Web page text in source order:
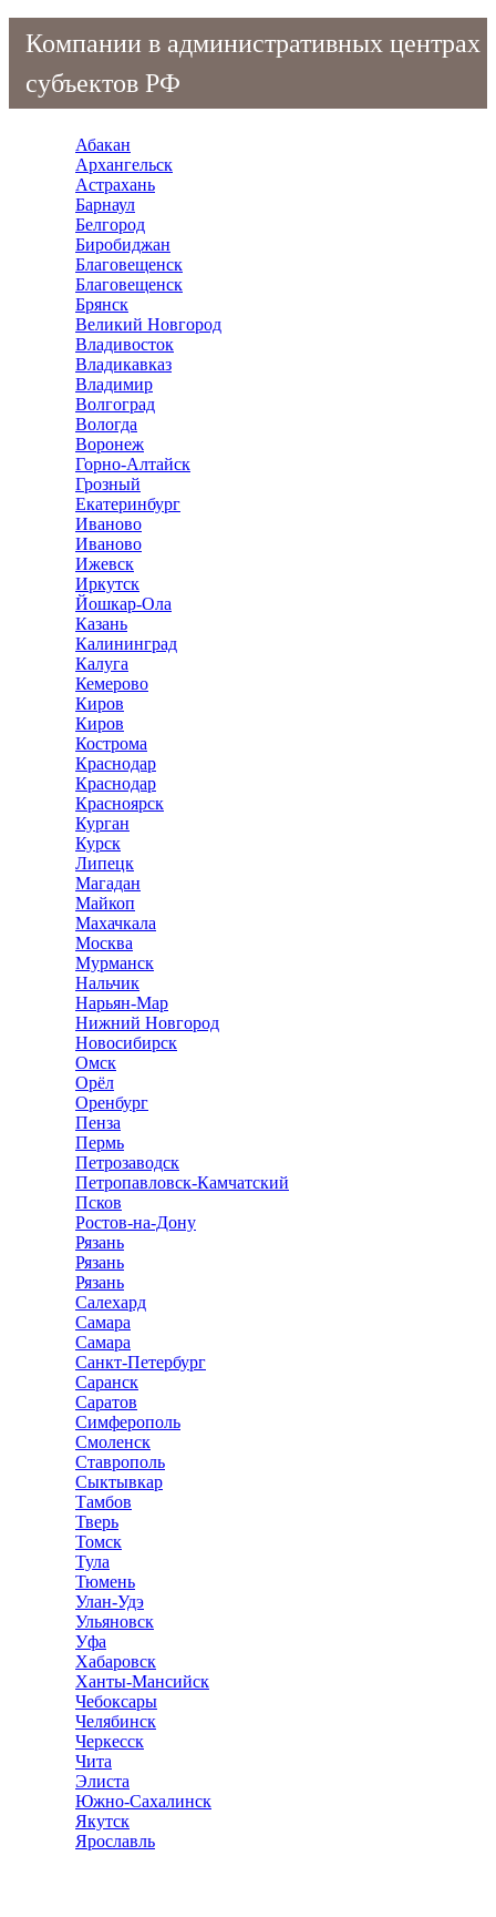
Компании в административных центрах
субъектов РФ
Абакан
Архангельск
Астрахань
Барнаул
Белгород
Биробиджан
Благовещенск
Благовещенск
Брянск
Великий Новгород
Владивосток
Владикавказ
Владимир
Волгоград
Вологда
Воронеж
Горно-Алтайск
Грозный
Екатеринбург
Иваново
Иваново
Ижевск
Иркутск
Йошкар-Ола
Казань
Калининград
Калуга
Кемерово
Киров
Киров
Кострома
Краснодар
Краснодар
Красноярск
Курган
Курск
Липецк
Магадан
Майкоп
Махачкала
Москва
Мурманск
Нальчик
Нарьян-Мар
Нижний Новгород
Новосибирск
Омск
Орёл
Оренбург
Пенза
Пермь
Петрозаводск
Петропавловск-Камчатский
Псков
Ростов-на-Дону
Рязань
Рязань
Рязань
Салехард
Самара
Самара
Санкт-Петербург
Саранск
Саратов
Симферополь
Смоленск
Ставрополь
Сыктывкар
Тамбов
Тверь
Томск
Тула
Тюмень
Улан-Удэ
Ульяновск
Уфа
Хабаровск
Ханты-Мансийск
Чебоксары
Челябинск
Черкесск
Чита
Элиста
Южно-Сахалинск
Якутск
Ярославль